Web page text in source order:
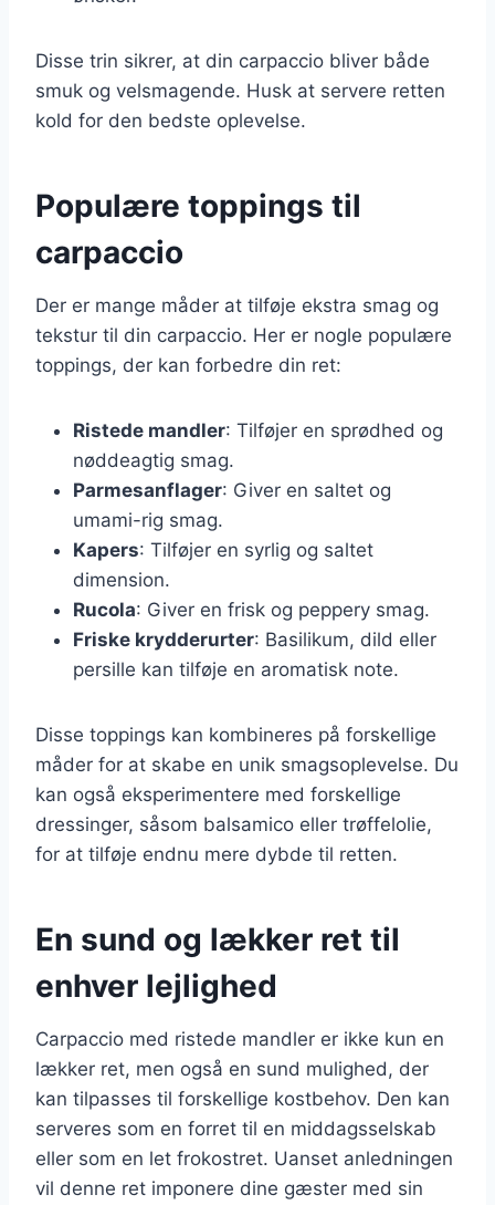
Disse trin sikrer, at din carpaccio bliver både
smuk og velsmagende. Husk at servere retten
kold for den bedste oplevelse.
Populære toppings til
carpaccio
Der er mange måder at tilføje ekstra smag og
tekstur til din carpaccio. Her er nogle populære
toppings, der kan forbedre din ret:
Ristede mandler: Tilføjer en sprødhed og
nøddeagtig smag.
Parmesanflager: Giver en saltet og
umami-rig smag.
Kapers: Tilføjer en syrlig og saltet
dimension.
Rucola: Giver en frisk og peppery smag.
Friske krydderurter: Basilikum, dild eller
persille kan tilføje en aromatisk note.
Disse toppings kan kombineres på forskellige
måder for at skabe en unik smagsoplevelse. Du
kan også eksperimentere med forskellige
dressinger, såsom balsamico eller trøffelolie,
for at tilføje endnu mere dybde til retten.
En sund og lækker ret til
enhver lejlighed
Carpaccio med ristede mandler er ikke kun en
lækker ret, men også en sund mulighed, der
kan tilpasses til forskellige kostbehov. Den kan
serveres som en forret til en middagsselskab
eller som en let frokostret. Uanset anledningen
vil denne ret imponere dine gæster med sin